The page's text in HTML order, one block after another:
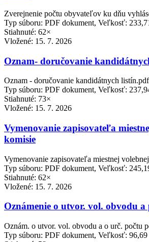
Zverejnenie počtu obyvateľov ku dňu
Typ súboru: PDF dokument, Veľkosť:
Stiahnuté: 62×
Vložené: 15. 7. 2026
Oznam- doručovanie
Oznam - doručovanie kandidátnych listín.pdf
Typ súboru: PDF dokument, Veľkosť:
Stiahnuté: 73×
Vložené: 15. 7. 2026
Vymenovanie zapisovateľa
komisie
Vymenovanie zapisovateľa miestnej
Typ súboru: PDF dokument, Veľkosť:
Stiahnuté: 62×
Vložené: 15. 7. 2026
Oznámenie o utvor. vol. obvodu a
Oznám. o utvor. vol. obvodu a o urč. počtu
Typ súboru: PDF dokument, Veľkosť: